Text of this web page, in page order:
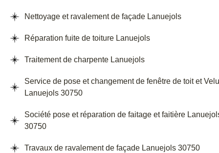
Nettoyage et ravalement de façade Lanuejols
Réparation fuite de toiture Lanuejols
Traitement de charpente Lanuejols
Service de pose et changement de fenêtre de toit et
Lanuejols 30750
Société pose et réparation de faitage et faitière
30750
Travaux de ravalement de façade Lanuejols 30750